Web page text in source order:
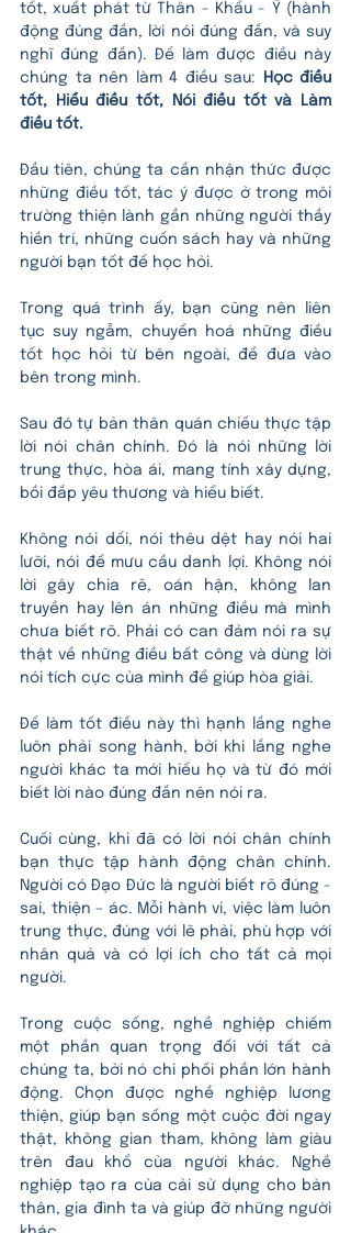
tốt, xuất phát từ Thân - Khẩu - Ý (hành
động đúng đắn, lời nói đúng đắn, và suy
nghĩ đúng đắn). Để làm được điều này
chúng ta nên làm 4 điều sau:
Học điều
tốt, Hiểu điều tốt, Nói điều tốt và Làm
điều tốt.
Đầu tiên, chúng ta cần nhận thức được
những điều tốt, tác ý được ở trong môi
trường thiện lành gần những người thầy
hiền trí, những cuốn sách hay và những
người bạn tốt để học hỏi.
Trong quá trình ấy, bạn cũng nên liên
tục suy ngẫm, chuyển hoá những điều
tốt học hỏi từ bên ngoài, để đưa vào
bên trong mình.
Sau đó tự bản thân quán chiếu thực tập
lời nói chân chính. Đó là nói những lời
trung thực, hòa ái, mang tính xây dựng,
bồi đắp yêu thương và hiểu biết.
Không nói dối, nói thêu dệt hay nói hai
lưỡi, nói để mưu cầu danh lợi. Không nói
lời gây chia rẽ, oán hận, không lan
truyền hay lên án những điều mà mình
chưa biết rõ. Phải có can đảm nói ra sự
thật về những điều bất công và dùng lời
nói tích cực của mình để giúp hòa giải.
Để làm tốt điều này thì hạnh lắng nghe
luôn phải song hành, bởi khi lắng nghe
người khác ta mới hiểu họ và từ đó mới
biết lời nào đúng đắn nên nói ra.
Cuối cùng, khi đã có lời nói chân chính
bạn thực tập hành động chân chính.
Người có Đạo Đức là người biết rõ đúng -
sai, thiện – ác. Mỗi hành vi, việc làm luôn
trung thực, đúng với lẽ phải, phù hợp với
nhân quả và có lợi ích cho tất cả mọi
người.
Trong cuộc sống, nghề nghiệp chiếm
một phần quan trọng đối với tất cả
chúng ta, bởi nó chi phối phần lớn hành
động. Chọn được nghề nghiệp lương
thiện, giúp bạn sống một cuộc đời ngay
thật, không gian tham, không làm giàu
trên đau khổ của người khác. Nghề
nghiệp tạo ra của cải sử dụng cho bản
thân, gia đình ta và giúp đỡ những người